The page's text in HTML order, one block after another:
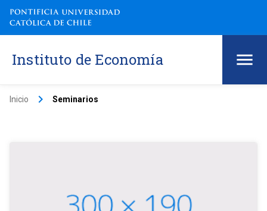
Instituto de Economía
Inicio keyboard_arrow_right Seminarios